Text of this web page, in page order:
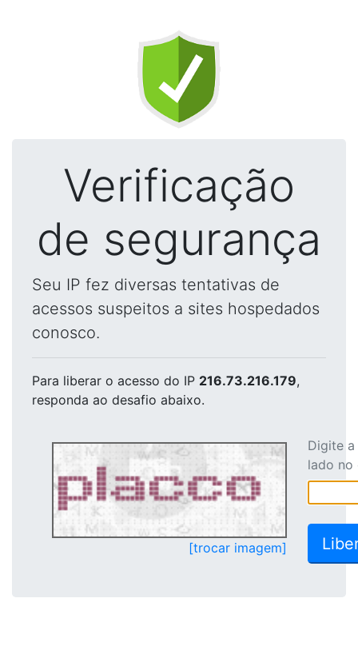
Verificação
de segurança
Seu IP fez diversas tentativas de
acessos suspeitos a sites hospedados
conosco.
Para liberar o acesso do IP 216.73.216.179,
responda ao desafio abaixo.
[trocar imagem]
Digite
lado no